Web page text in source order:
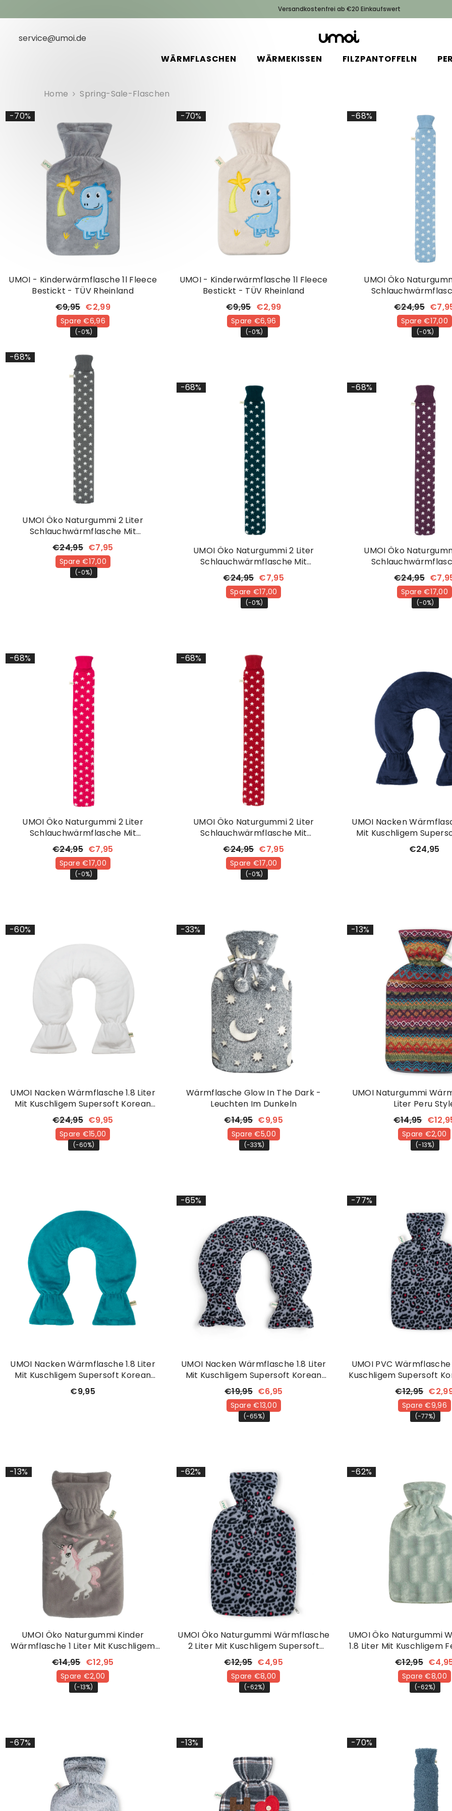
Versandkostenfrei ab €20 Einkaufswert
service@umoi.de
WÄRMFLASCHEN
WÄRMEKISSEN FILZPANTOFFELN
Home
Spring-Sale-Flaschen
-70%
UMOI - Kinderwärmflasche 1l Fleece
Bestickt - TÜV Rheinland
€9,95 €2,99
Spare €6,96
(-0%)
-70%
UMOI - Kinderwärmflasche 1l Fleece
Bestickt - TÜV Rheinland
€9,95 €2,99
Spare €6,96
(-0%)
-68%
UMOI Öko
Kuschligem
Sternchen
€24,95
Spare €17,00
(-0%)
-68%
UMOI Öko Naturgummi 2 Liter
Schlauchwärmflasche Mit
Kuschligem Strickbezug Mit
Sternchen
€24,95 €7,95
Spare €17,00
(-0%)
-68%
UMOI Öko Naturgummi 2 Liter
Schlauchwärmflasche Mit
Kuschligem Strickbezug Mit
Sternchen
€24,95 €7,95
Spare €17,00
(-0%)
-68%
UMOI Öko
Kuschligem
Sternchen
€24,95
Spare €17,00
(-0%)
-68%
UMOI Öko Naturgummi 2 Liter
Schlauchwärmflasche Mit
Kuschligem Strickbezug Mit
Sternchen
€24,95 €7,95
Spare €17,00
(-0%)
-68%
UMOI Öko Naturgummi 2 Liter
Schlauchwärmflasche Mit
Kuschligem Strickbezug Mit
Sternchen
€24,95 €7,95
Spare €17,00
(-0%)
UMOI Nacken
Mit Kuschligem
Fleece Bezug
€24,95
-60%
UMOI Nacken Wärmflasche 1.8 Liter
Mit Kuschligem Supersoft Korean
Fleece Bezug (Weiß)
€24,95 €9,95
Spare €15,00
(-60%)
-33%
Wärmflasche Glow In The Dark -
Leuchten Im Dunkeln
€14,95 €9,95
Spare €5,00
(-33%)
-13%
UMOI Naturgummi
Liter Peru
€14,95
Spare €2,00
(-13%)
UMOI Nacken Wärmflasche 1.8 Liter
Mit Kuschligem Supersoft Korean
Fleece Bezug (Dunkelgrün)
€9,95
-65%
UMOI Nacken Wärmflasche 1.8 Liter
Mit Kuschligem Supersoft Korean
Fleece Bezug Pink Leopard
€19,95 €6,95
Spare €13,00
(-65%)
-77%
UMOI PVC
Kuschligem Supersoft
Bezug
€12,95
Spare €9,96
(-77%)
-13%
UMOI Öko Naturgummi Kinder
Wärmflasche 1 Liter Mit Kuschligem
Fleece Und Einhorn
€14,95 €12,95
Spare €2,00
(-13%)
-62%
UMOI Öko Naturgummi Wärmflasche
2 Liter Mit Kuschligem Supersoft
Korean Fleece Bezug Leopard
€12,95 €4,95
Spare €8,00
(-62%)
-62%
UMOI Öko Naturgummi
1.8 Liter Mit Kuschligem
€12,95
Spare €8,00
(-62%)
-67% -13% -70%